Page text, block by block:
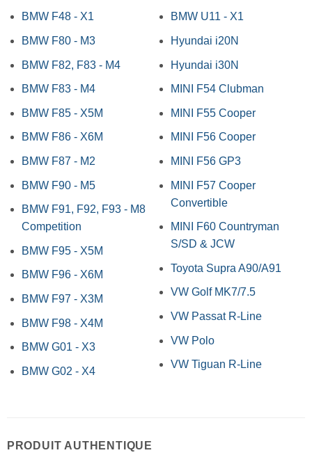
BMW F48 - X1
BMW F80 - M3
BMW F82, F83 - M4
BMW F83 - M4
BMW F85 - X5M
BMW F86 - X6M
BMW F87 - M2
BMW F90 - M5
BMW F91, F92, F93 - M8
Competition
BMW F95 - X5M
BMW F96 - X6M
BMW F97 - X3M
BMW F98 - X4M
BMW G01 - X3
BMW G02 - X4
BMW U11 - X1
Hyundai i20N
Hyundai i30N
MINI F54 Clubman
MINI F55 Cooper
MINI F56 Cooper
MINI F56 GP3
MINI F57 Cooper
Convertible
MINI F60 Countryman
S/SD & JCW
Toyota Supra A90/A91
VW Golf MK7/7.5
VW Passat R-Line
VW Polo
VW Tiguan R-Line
PRODUIT AUTHENTIQUE